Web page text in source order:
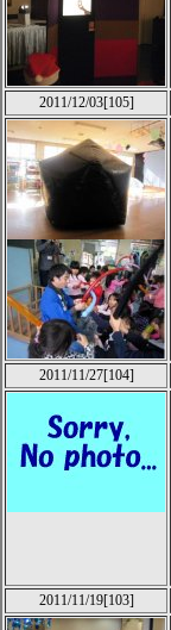
2011/12/03[105]
2011/11/27[104]
2011/11/19[103]